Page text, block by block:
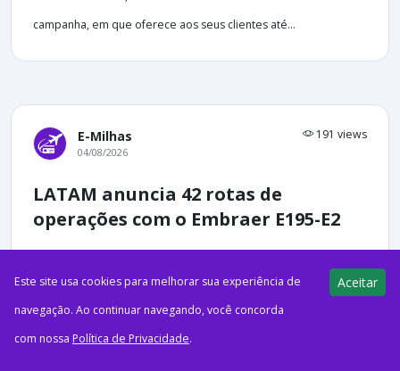
campanha, em que oferece aos seus clientes até...
E-Milhas 191 views
04/08/2026
LATAM anuncia 42 rotas de
operações com o Embraer E195-E2
ago42026NotíciasE195-E2 da LATAM Airlines Brasil na fábrica da
Embraer, em São José dos Campos (SP). (Crédito da imagem:
Este site usa cookies para melhorar sua experiência de
navegação. Ao continuar navegando, você concorda
com nossa Política de Privacidade.
Aceitar